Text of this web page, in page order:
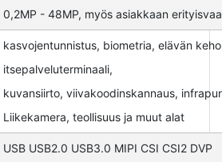
0,2MP - 48MP, myös asiakkaan
kasvojentunnistus, biometria, elävän
itsepalveluterminaali,
kuvansiirto, viivakoodinskannaus,
Liikekamera, teollisuus ja muut alat
USB USB2.0 USB3.0 MIPI CSI CSI2 DVP